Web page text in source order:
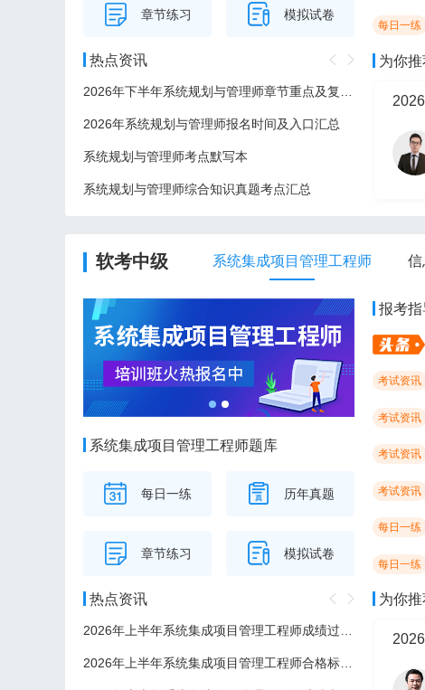
章节练习 模拟试卷
热点资讯
2026年系统规划与管理师报名时间及入口汇总
系统规划与管理师考点默写本
系统规划与管理师综合知识真题考点汇总
每日一练
为你
软考中级 系统集成项目管理工程师 信
系统集成项目管理工程师题库
每日一练 历年真题
章节练习 模拟试卷
热点资讯
报考指
考试资讯
考试资讯
考试资讯
考试资讯
每日一练
每日一练
为你